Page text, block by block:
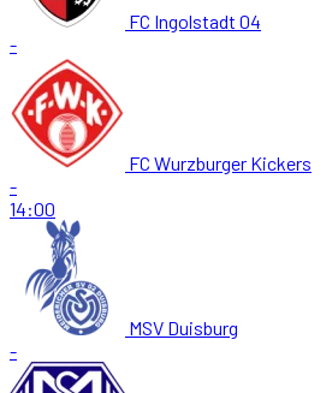
FC Ingolstadt 04
-
FC Wurzburger Kickers
-
14:00
MSV Duisburg
-